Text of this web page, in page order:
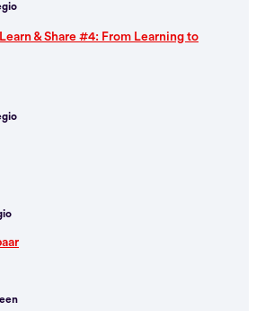
& Share #4: From Learning to